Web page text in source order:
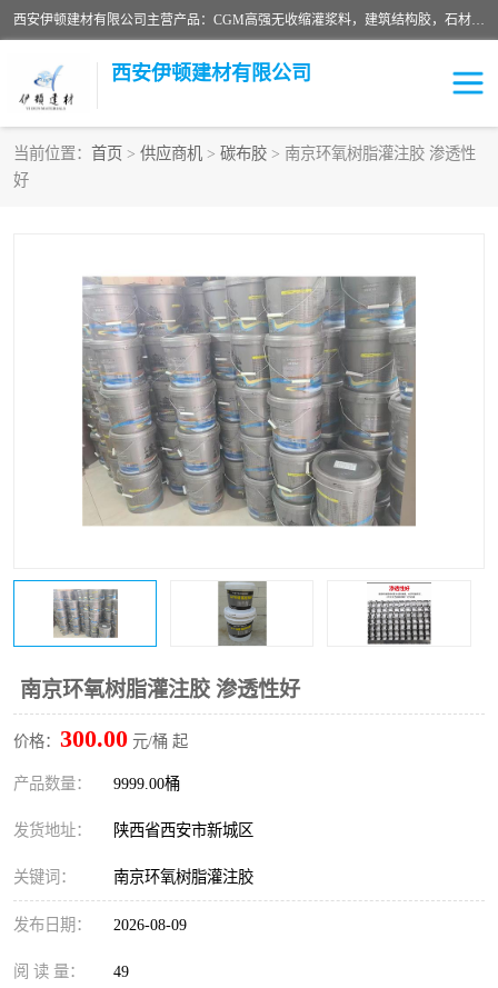
西安伊顿建材有限公司主营产品：CGM高强无收缩灌浆料，建筑结构胶，石材粘合剂，柔性防水材料，环氧修补砂浆等在各个行业得到了客户认可。
西安伊顿建材有限公司
当前位置： 首页 > 供应商机 > 碳布胶 > 南京环氧树脂灌注胶 渗透性
好
南京环氧树脂灌注胶 渗透性好
价格： 300.00 元/桶 起
产品数量： 9999.00桶
发货地址： 陕西省西安市新城区
关键词： 南京环氧树脂灌注胶
发布日期： 2026-08-09
阅 读 量： 49
自流平水泥 水泥路面修补材料
瓷砖粘合剂 沥青冷补料
高延性混凝土 速凝剂
碳纤维布 金刚砂
桥梁伸缩缝快速修补料 防静电不发火砂浆
膨胀剂 混凝土防碳化涂料
融雪剂